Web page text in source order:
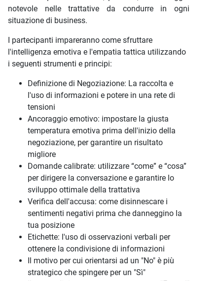
notevole nelle trattative da condurre in ogni
situazione di business.
I partecipanti impareranno come sfruttare
l'intelligenza emotiva e l'empatia tattica utilizzando
i seguenti strumenti e principi:
Definizione di Negoziazione: La raccolta e
l'uso di informazioni e potere in una rete di
tensioni
Ancoraggio emotivo: impostare la giusta
temperatura emotiva prima dell'inizio della
negoziazione, per garantire un risultato
migliore
Domande calibrate: utilizzare “come” e “cosa”
per dirigere la conversazione e garantire lo
sviluppo ottimale della trattativa
Verifica dell'accusa: come disinnescare i
sentimenti negativi prima che danneggino la
tua posizione
Etichette: l'uso di osservazioni verbali per
ottenere la condivisione di informazioni
Il motivo per cui orientarsi ad un "No" è più
strategico che spingere per un "Sì"